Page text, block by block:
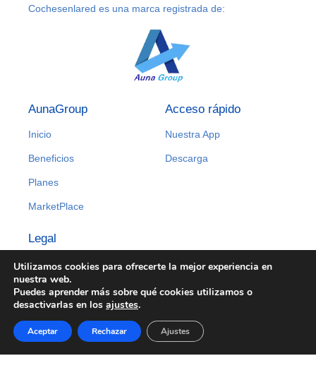
Cochesenlared es una marca registrada de:
AunaGroup
Inicio
Beneficios
Planes
MarketPlace
Acceso rápido
Nuestra App
Descarga
Legal
Aviso Legal
Política de Privacidad
Política de Cookies
Utilizamos cookies para ofrecerte la mejor experiencia en
nuestra web.
Puedes aprender más sobre qué cookies utilizamos o
desactivarlas en los ajustes.
Aceptar Rechazar Ajustes